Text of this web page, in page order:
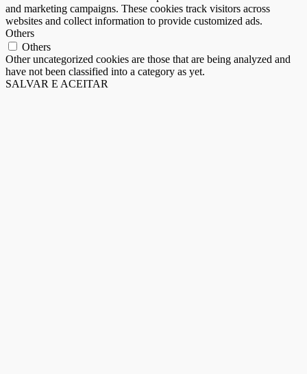
and marketing campaigns. These cookies track visitors across
websites and collect information to provide customized ads.
Others
Others
Other uncategorized cookies are those that are being analyzed and
have not been classified into a category as yet.
SALVAR E ACEITAR